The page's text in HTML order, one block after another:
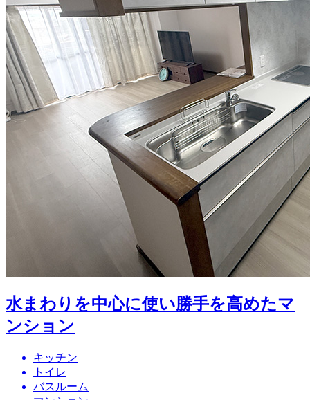
水まわりを中心に使い勝手を高めたマ
ンション
キッチン
トイレ
バスルーム